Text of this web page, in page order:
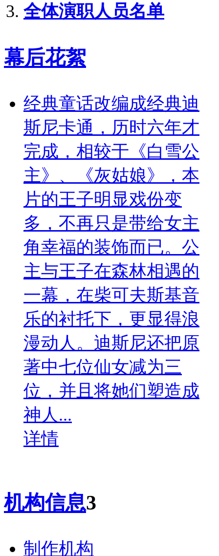
全体演职人员名单
幕后花絮
经典童话改编成经典迪
斯尼卡通，历时六年才
完成，相较于《白雪公
主》、《灰姑娘》，本
片的王子明显戏份变
多，不再只是带给女主
角幸福的装饰而已。公
主与王子在森林相遇的
一幕，在柴可夫斯基音
乐的衬托下，更显得浪
漫动人。迪斯尼还把原
著中七位仙女减为三
位，并且将她们塑造成
神人...
详情
机构信息3
制作机构